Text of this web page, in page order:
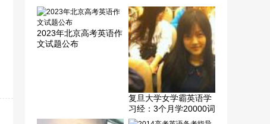
2023年北京高考英语作
文试题公布
复旦大学女学霸英语学
习经：3个月学20000词
汇